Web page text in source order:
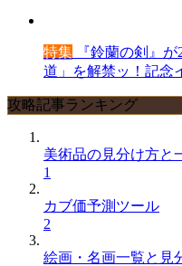
特集 『鈴蘭の剣』
道」を解禁ッ！記念
攻略記事ランキング
美術品の見分け方と
1
カブ価予測ツール
2
絵画・名画一覧と見